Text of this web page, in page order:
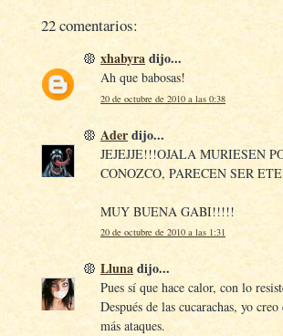
22 comentarios:
xhabyradijo...
Ah que babosas!
20 de octubre de 2010 a las 0:38
Aderdijo...
JEJEJJE!!!OJALA MURIESEN
CONOZCO, PARECEN SER
MUY BUENA GABI!!!!!
20 de octubre de 2010 a las 1:31
Llunadijo...
Pues sí que hace calor, con lo
Después de las cucarachas, yo
más ataques.